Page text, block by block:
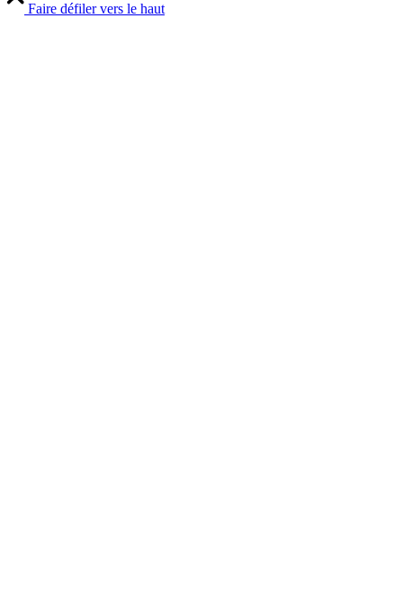
Faire défiler vers le haut